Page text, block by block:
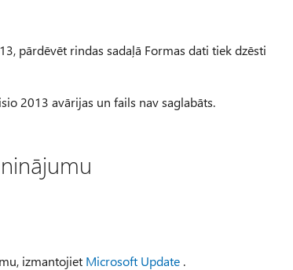
pārdēvēt rindas sadaļā Formas dati tiek dzēsti
2013 avārijas un fails nav saglabāts.
izmantojiet Microsoft Update.